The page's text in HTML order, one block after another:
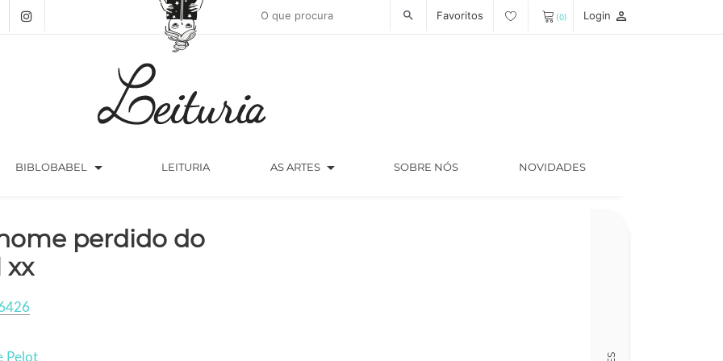
search Favoritos (0) Login person_outline
BIBLOBABEL arrow_drop_down LEITURIA AS ARTES arrow_drop_down SOBRE NÓS NOVIDADES
perdido do
xx
Pelot